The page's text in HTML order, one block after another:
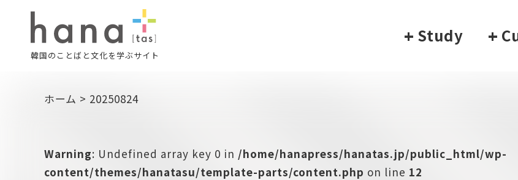
韓国のことばと文化を学ぶサイト
+ Study +
ホーム > 20250824
Warning: Undefined array key 0 in /home/hanapress/hanatas.jp/public_html/wp-
content/themes/hanatasu/template-parts/content.php on line 12